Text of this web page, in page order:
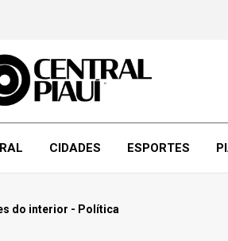
CIDADES ESPORTES
do interior - Política